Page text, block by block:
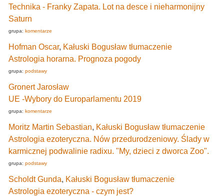
Technika - Franky Zapata. Lot na desce i nieharmonijny
Saturn
grupa: komentarze
Hofman Oscar, Kałuski Bogusław tłumaczenie
Astrologia horarna. Prognoza pogody
grupa: podstawy
Gronert Jarosław
UE -Wybory do Europarlamentu 2019
grupa: komentarze
Moritz Martin Sebastian, Kałuski Bogusław tłumaczenie
Astrologia ezoteryczna. Nów przedurodzeniowy. Ślady w
karmicznej podwalinie radixu. "My, dzieci z dworca Zoo".
grupa: podstawy
Scholdt Gunda, Kałuski Bogusław tłumaczenie
Astrologia ezoteryczna - czym jest?